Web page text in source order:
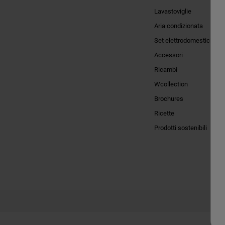
Lavastoviglie
Aria condizionata
Set elettrodomestici
Accessori
Ricambi
Wcollection
Brochures
Ricette
Prodotti sostenibili